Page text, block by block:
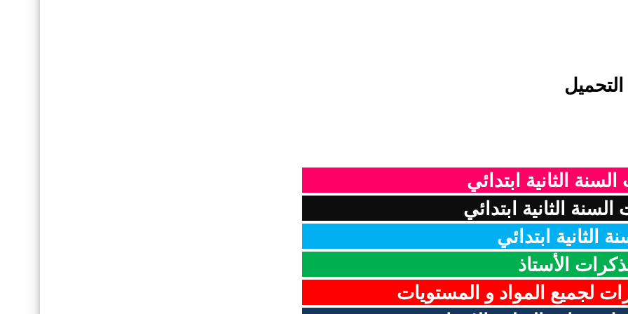
التحميل
الثانية ابتدائي
الثانية ابتدائي
الثانية ابتدائي
الأستاذ
لجميع المواد و المستويات